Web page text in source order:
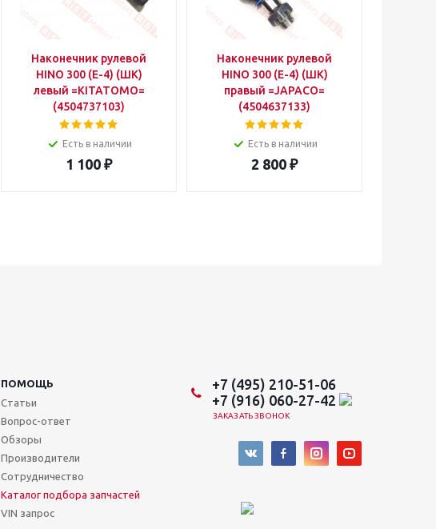
Наконечник рулевой
HINO 300 (E-4) (ШК)
левый =KITATOMO=
(4504737103)
Есть в наличии
1 100 ₽
Наконечник рулевой
HINO 300 (E-4) (ШК)
правый =JAPACO=
(4504637133)
Есть в наличии
2 800 ₽
ПОМОЩЬ
Статьи
Вопрос-ответ
Обзоры
Производители
Сотрудничество
Каталог подбора запчастей
VIN запрос
+7 (495) 210-51-06
+7 (916) 060-27-42
ЗАКАЗАТЬ ЗВОНОК